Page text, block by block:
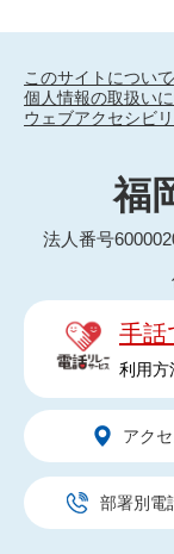
このサイトについて
個人情報の取扱い
ウェブアクセシビ
福
法人番号
手話
利用方
アク
部署別電